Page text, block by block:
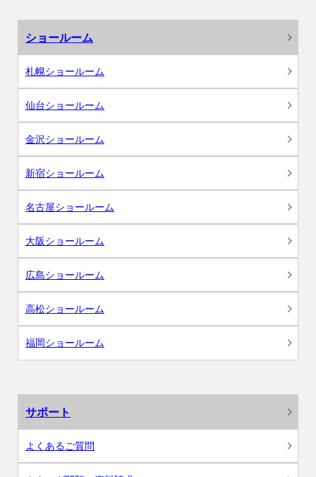
ショールーム
札幌ショールーム
仙台ショールーム
金沢ショールーム
新宿ショールーム
名古屋ショールーム
大阪ショールーム
広島ショールーム
高松ショールーム
福岡ショールーム
サポート
よくあるご質問